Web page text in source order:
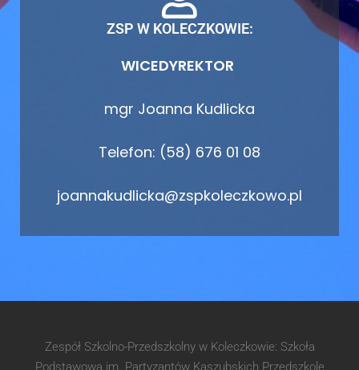
ZSP W KOLECZKOWIE:
WICEDYREKTOR
mgr Joanna Kudlicka
Telefon: (58) 676 01 08
joannakudlicka@zspkoleczkowo.pl
Zespół Szkolno-Przedszkolny w Koleczkowie: Szkoła
Podstawowa im. Partyzantów Kaszubskich Przedszkole